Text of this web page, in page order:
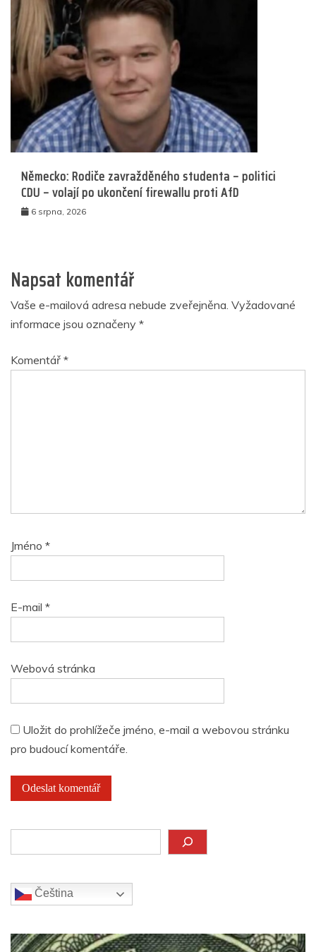
Německo: Rodiče zavražděného studenta – politici
CDU – volají po ukončení firewallu proti AfD
6 srpna, 2026
Napsat komentář
Vaše e-mailová adresa nebude zveřejněna. Vyžadované
informace jsou označeny *
Komentář *
Jméno *
E-mail *
Webová stránka
Uložit do prohlížeče jméno, e-mail a webovou stránku
pro budoucí komentáře.
Čeština‎